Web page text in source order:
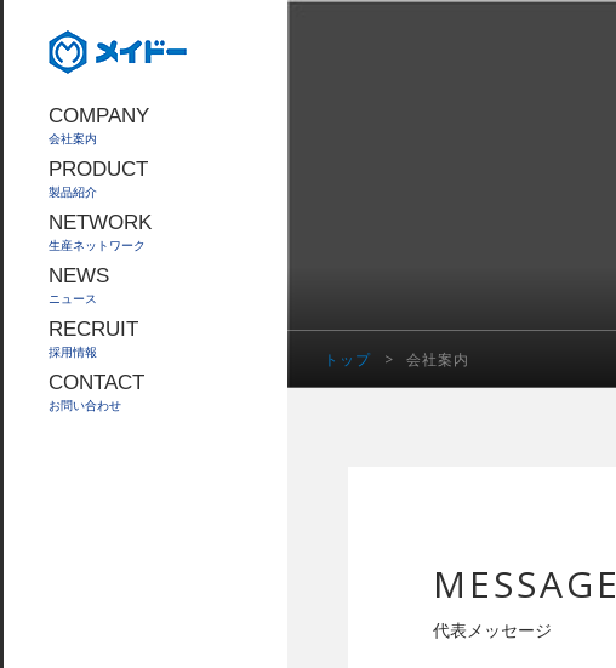
COMPANY
会社案内
PRODUCT
製品紹介
NETWORK
生産ネットワーク
NEWS
ニュース
RECRUIT
採用情報
CONTACT
お問い合わせ
トップ > 会社案内
MESSAGE
代表メッセージ